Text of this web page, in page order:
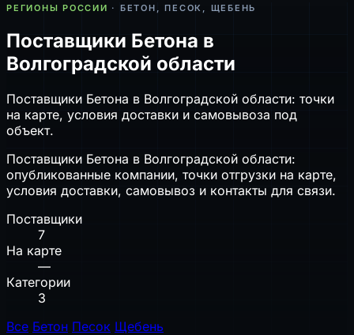
РЕГИОНЫ РОССИИ · БЕТОН, ПЕСОК, ЩЕБЕНЬ
Поставщики Бетона в
Волгоградской области
Поставщики Бетона в Волгоградской области: точки
на карте, условия доставки и самовывоза под
объект.
Поставщики Бетона в Волгоградской области:
опубликованные компании, точки отгрузки на карте,
условия доставки, самовывоз и контакты для связи.
Поставщики
7
На карте
—
Категории
3
Все Бетон Песок Щебень